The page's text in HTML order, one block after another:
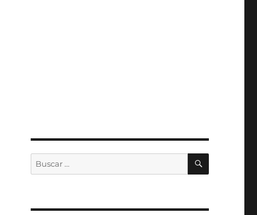
Buscar
por:
BUSCAR